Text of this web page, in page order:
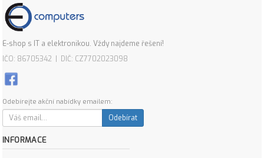
E-shop s IT a elektronikou. Vždy najdeme řešení!
IČO: 86705342 | DIČ: CZ7702023098
Odebírejte akční nabídky emailem:
Odebírat
INFORMACE